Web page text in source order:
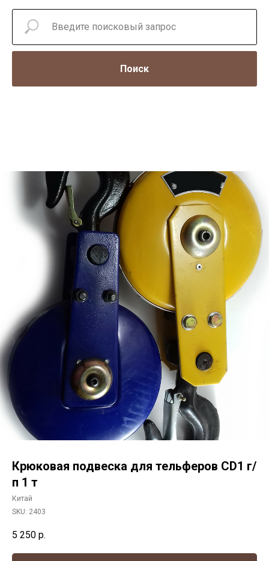
Поиск
Крюковая подвеска для тельферов CD1 г/
п 1 т
Китай
SKU: 2403
5 250 р.